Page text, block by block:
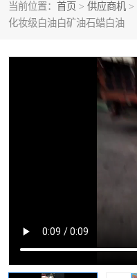
当前位置： 首页 > 供应商机 >
化妆级白油白矿油石蜡白油
异构烷烃
26+32号化妆级白油